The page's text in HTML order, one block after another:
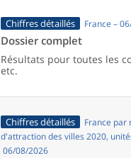
Chiffres détaillés France –
Dossier complet
Résultats pour toutes les
etc.
Chiffres détaillés
France par
d'attraction des villes 2020,
06/08/2026